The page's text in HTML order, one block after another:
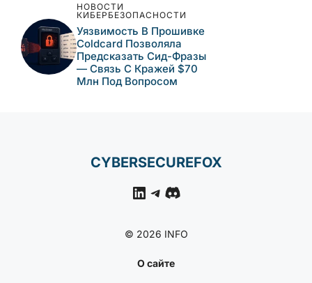
НОВОСТИ
КИБЕРБЕЗОПАСНОСТИ
Уязвимость В Прошивке
Coldcard Позволяла
Предсказать Сид-Фразы
— Связь С Кражей $70
Млн Под Вопросом
CYBERSECUREFOX
LinkedIn
Telegram
Discord
© 2026 INFO
О сайте